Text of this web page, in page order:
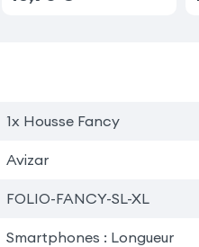
1x Housse Fancy
Avizar
FOLIO-FANCY-SL-XL
Smartphones : Longueur